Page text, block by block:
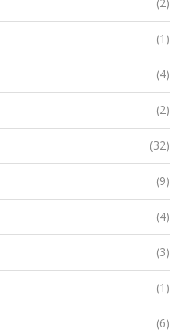
(1)
(4)
(2)
(32)
(9)
(4)
(3)
(1)
(6)